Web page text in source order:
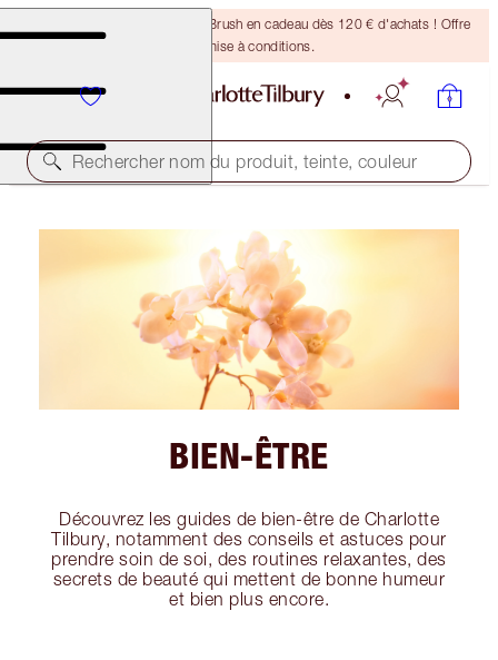
Recevez un pinceau Bronzing Brush en cadeau dès 120 € d'achats ! Offre
soumise à conditions.
Rechercher nom du produit, teinte, couleur
BIEN-ÊTRE
Découvrez les guides de bien-être de Charlotte
Tilbury, notamment des conseils et astuces pour
prendre soin de soi, des routines relaxantes, des
secrets de beauté qui mettent de bonne humeur
et bien plus encore.